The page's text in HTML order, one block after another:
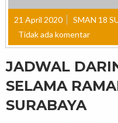
21 April 2020 SMAN 18
Tidak ada komentar
JADWAL
SELAMA
SURABAYA